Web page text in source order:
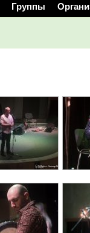
Группы